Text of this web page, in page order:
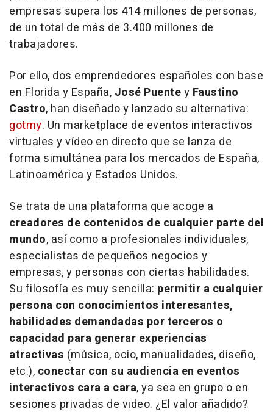
empresas supera los 414 millones de personas,
de un total de más de 3.400 millones de
trabajadores.
Por ello, dos emprendedores españoles con base
en Florida y España, José Puentey Faustino
Castro, han diseñado y lanzado su alternativa:
gotmy. Un marketplace de eventos interactivos
virtuales y vídeo en directo que se lanza de
forma simultánea para los mercados de España,
Latinoamérica y Estados Unidos.
Se trata de una plataforma que acoge a
creadores de contenidos de cualquier parte del
mundo, así como a profesionales individuales,
especialistas de pequeños negocios y
empresas, y personas con ciertas habilidades.
Su filosofía es muy sencilla: permitir a cualquier
persona con conocimientos interesantes,
habilidades demandadas por terceros o
capacidad para generar experiencias
atractivas (música, ocio, manualidades, diseño,
etc.), conectar con su audiencia en eventos
interactivos cara a cara, ya sea en grupo o en
sesiones privadas de video. ¿El valor añadido?